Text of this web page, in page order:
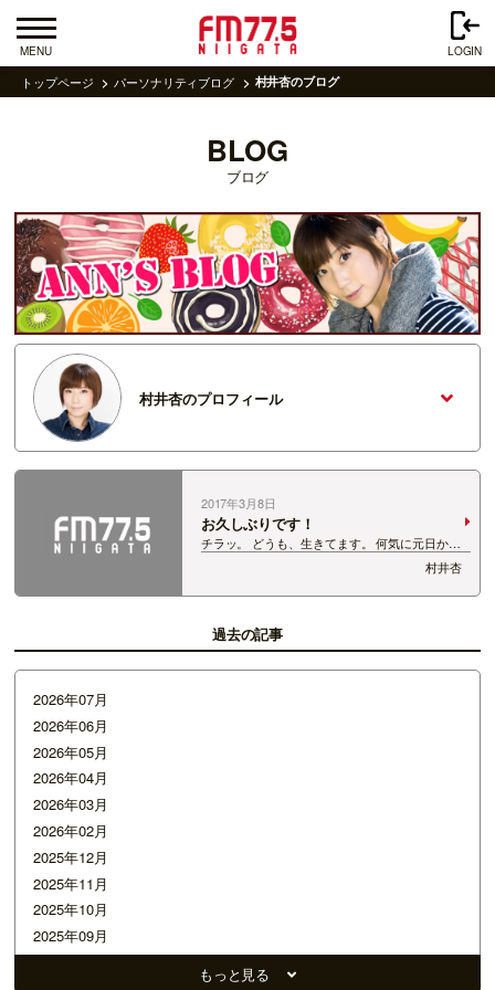
MENU LOGIN
トップページ パーソナリティブログ 村井杏のブログ
BLOG
ブログ
村井杏のプロフィール
2017年3月8日
お久しぶりです！
チラッ。 どうも、生きてます。 何気に元日から
更新をしていなかった パーソナリティ通信。 最
近は「いつ更新するの？」という お声をたくさん
頂き、嬉しく思います。 こんなにも更新を怠って
村井杏
過去の記事
2026年07月
2026年06月
2026年05月
2026年04月
2026年03月
2026年02月
2025年12月
2025年11月
2025年10月
2025年09月
2025年07月
もっと見る